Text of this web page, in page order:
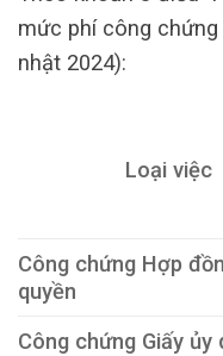
mức phí công
nhật 2024):
Loại việc
Công chứng Hợp
quyền
Công chứng Giấy ủy